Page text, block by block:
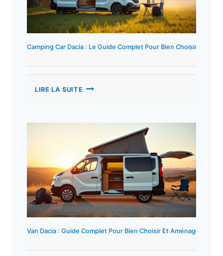
Excellent
Camping Car Dacia : Le Guide Complet Pour Bien Choisir Et
LIRE LA SUITE CAMPING
LE
COMPLET
POUR
BIEN
CHOISIR
ET
AMÉNAGER
VOTRE
Van Dacia : Guide Complet Pour Bien Choisir Et Aménager Votre